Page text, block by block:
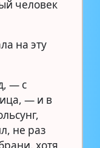
человек
на эту
— с
— и в
не раз